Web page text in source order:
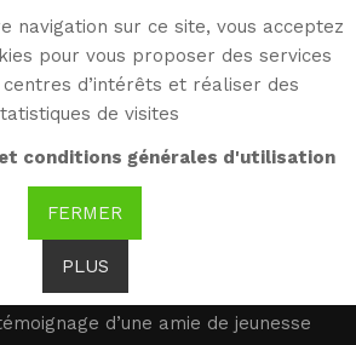
navigation sur ce site, vous acceptez
pour vous proposer des services
d’intérêts et réaliser des
de visites
conditions générales d'utilisation
FERMER
PLUS
: Le
d’une amie
d’une amie de jeunesse